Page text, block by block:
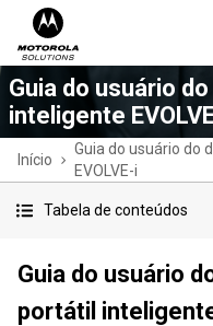
Guia do usuário
inteligente
Início
Guia do usuário do
EVOLVE-i
Tabela de conteúdos
Guia do usuário
portátil inteligente